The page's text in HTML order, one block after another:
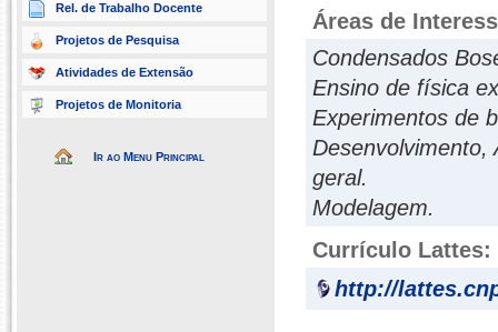
Rel. de Trabalho Docente
Projetos de Pesquisa
Atividades de Extensão
Projetos de Monitoria
Ir ao Menu Principal
Áreas de
Condensados
Ensino de física
Experimentos de
geral.
Modelagem.
Currículo Lattes:
http://